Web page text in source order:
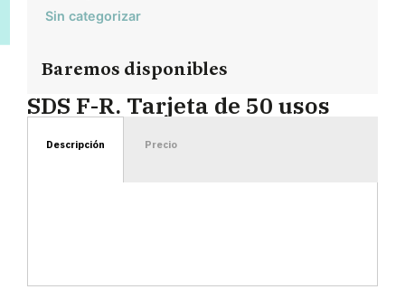
Sin categorizar
Baremos disponibles
SDS F-R. Tarjeta de 50 usos
Descripción Precio